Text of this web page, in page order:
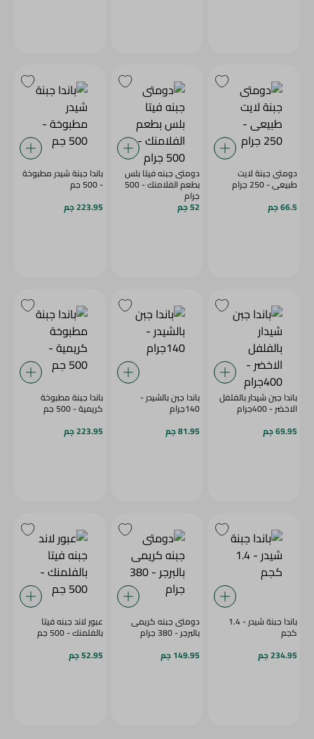
دومتى جبنة لايت
طبيعى - 250 جرام
66.5 جم
دومتى جبنه فيتا بلس
بطعم الفلامنك - 500
جرام
52 جم
باندا جبنة شيدر مطبوخة
- 500 جم
223.95 جم
باندا جبن شيدار بالفلفل
الاخضر - 400جرام
69.95 جم
باندا جبن بالشيدر -
140جرام
81.95 جم
باندا جبنة مطبوخة
كريمية - 500 جم
223.95 جم
باندا جبنة شيدر - 1.4
كجم
234.95 جم
دومتى جبنه كريمى
بالبرجر - 380 جرام
149.95 جم
عبور لاند جبنه فيتا
بالفلمنك - 500 جم
52.95 جم